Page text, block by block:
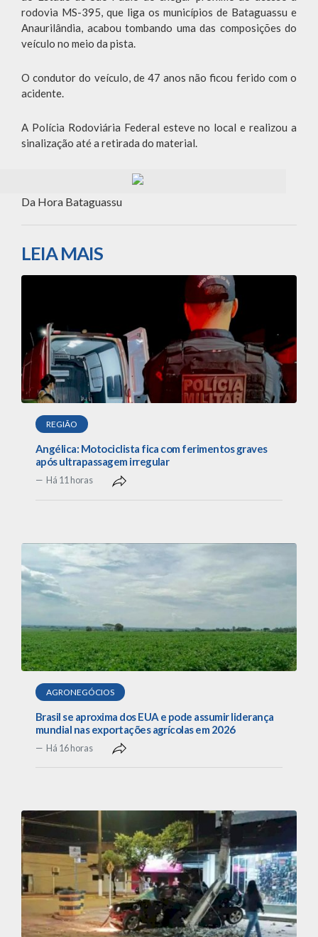
rodovia MS-395, que liga os municípios de Bataguassu e
Anaurilândia, acabou tombando uma das composições do
veículo no meio da pista.
O condutor do veículo, de 47 anos não ficou ferido com o
acidente.
A Polícia Rodoviária Federal esteve no local e realizou a
sinalização até a retirada do material.
Da Hora Bataguassu
LEIA MAIS
REGIÃO
Angélica: Motociclista fica com ferimentos graves
após ultrapassagem irregular
Há 11 horas
AGRONEGÓCIOS
Brasil se aproxima dos EUA e pode assumir liderança
mundial nas exportações agrícolas em 2026
Há 16 horas